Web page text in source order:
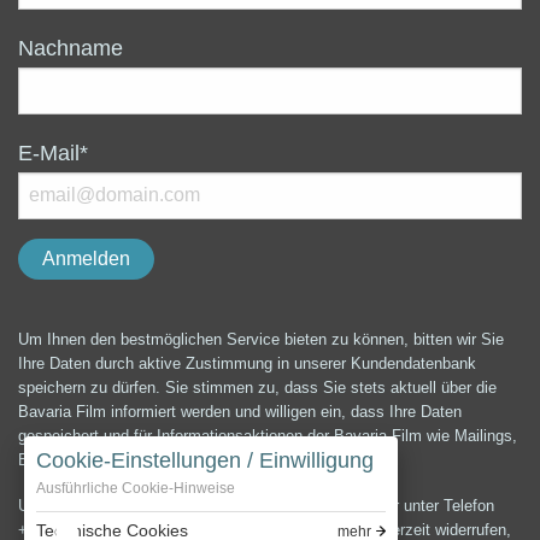
Cookie-Einstellungen / Einwilligung
Ausführliche Cookie-Hinweise
Technische Cookies mehr
Nachname
E-Mail*
Um Ihnen den bestmöglichen Service bieten zu können, bitten wir Sie
Ihre Daten durch aktive Zustimmung in unserer Kundendatenbank
speichern zu dürfen. Sie stimmen zu, dass Sie stets aktuell über die
Bavaria Film informiert werden und willigen ein, dass Ihre Daten
gespeichert und für Informationsaktionen der Bavaria Film wie Mailings,
E-Mails, Newsletter etc. verwendet werden können.
Unter der E-Mail-Adresse presse@bavaria-film.de oder unter Telefon
+49 (0) 89 64 99 3900 können Sie die Einwilligung jederzeit widerrufen,